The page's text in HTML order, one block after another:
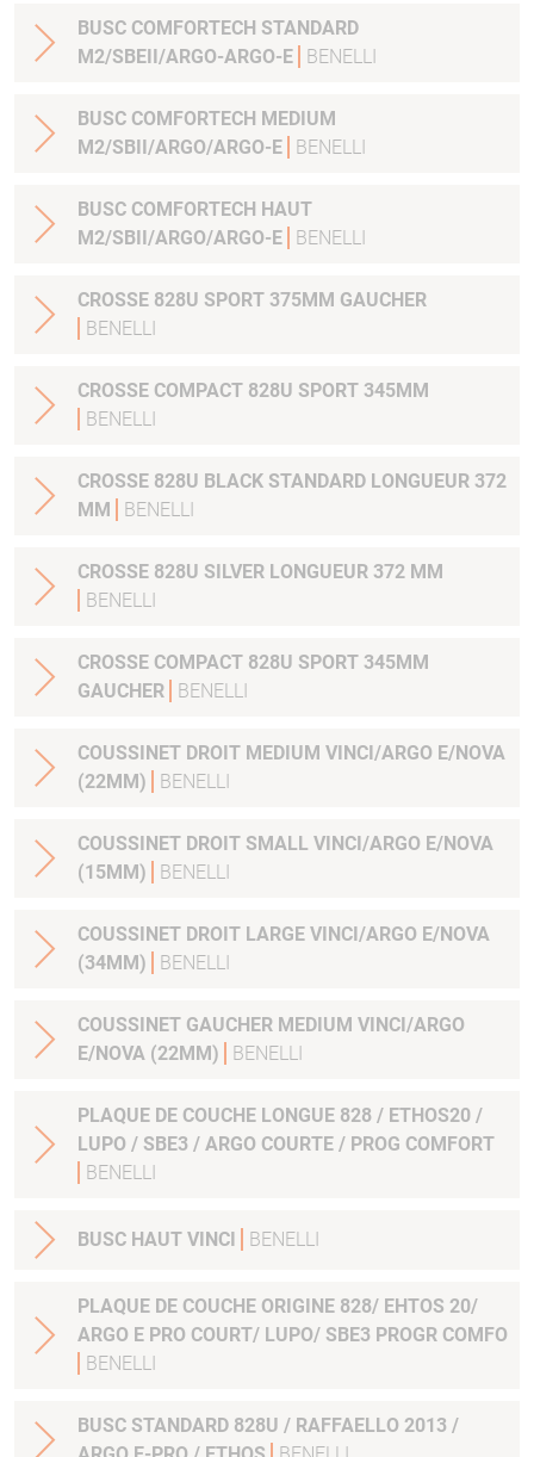
BUSC COMFORTECH STANDARD
M2/SBEII/ARGO-ARGO-E
BENELLI
BUSC COMFORTECH MEDIUM
M2/SBII/ARGO/ARGO-E
BENELLI
BUSC COMFORTECH HAUT
M2/SBII/ARGO/ARGO-E
BENELLI
CROSSE 828U SPORT 375MM GAUCHER
BENELLI
CROSSE COMPACT 828U SPORT 345MM
BENELLI
CROSSE 828U BLACK STANDARD LONGUEUR 372
MM
BENELLI
CROSSE 828U SILVER LONGUEUR 372 MM
BENELLI
CROSSE COMPACT 828U SPORT 345MM
GAUCHER
BENELLI
COUSSINET DROIT MEDIUM VINCI/ARGO E/NOVA
(22MM)
BENELLI
COUSSINET DROIT SMALL VINCI/ARGO E/NOVA
(15MM)
BENELLI
COUSSINET DROIT LARGE VINCI/ARGO E/NOVA
(34MM)
BENELLI
COUSSINET GAUCHER MEDIUM VINCI/ARGO
E/NOVA (22MM)
BENELLI
PLAQUE DE COUCHE LONGUE 828 / ETHOS20 /
LUPO / SBE3 / ARGO COURTE / PROG COMFORT
BENELLI
BUSC HAUT VINCI BENELLI
PLAQUE DE COUCHE ORIGINE 828/ EHTOS 20/
ARGO E PRO COURT/ LUPO/ SBE3 PROGR COMFO
BENELLI
BUSC STANDARD 828U / RAFFAELLO 2013 /